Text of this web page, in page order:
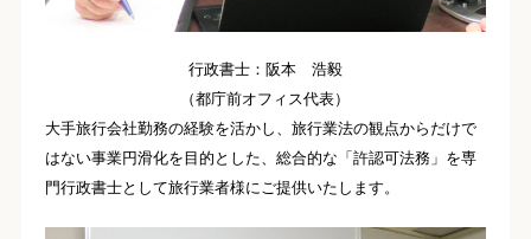
行政書士：阪本 浩毅
（都庁前オフィス代表）
大手旅行会社勤務の経験を活かし、旅行業法の観点からだけで
はない事業円滑化を目的とした、総合的な「許認可法務」を専
門行政書士として旅行業者様にご提供いたします。